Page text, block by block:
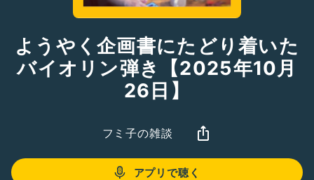
ようやく企画書にたどり着いた
バイオリン弾き【2025年10月
26日】
フミ子の雑談
アプリで聴く